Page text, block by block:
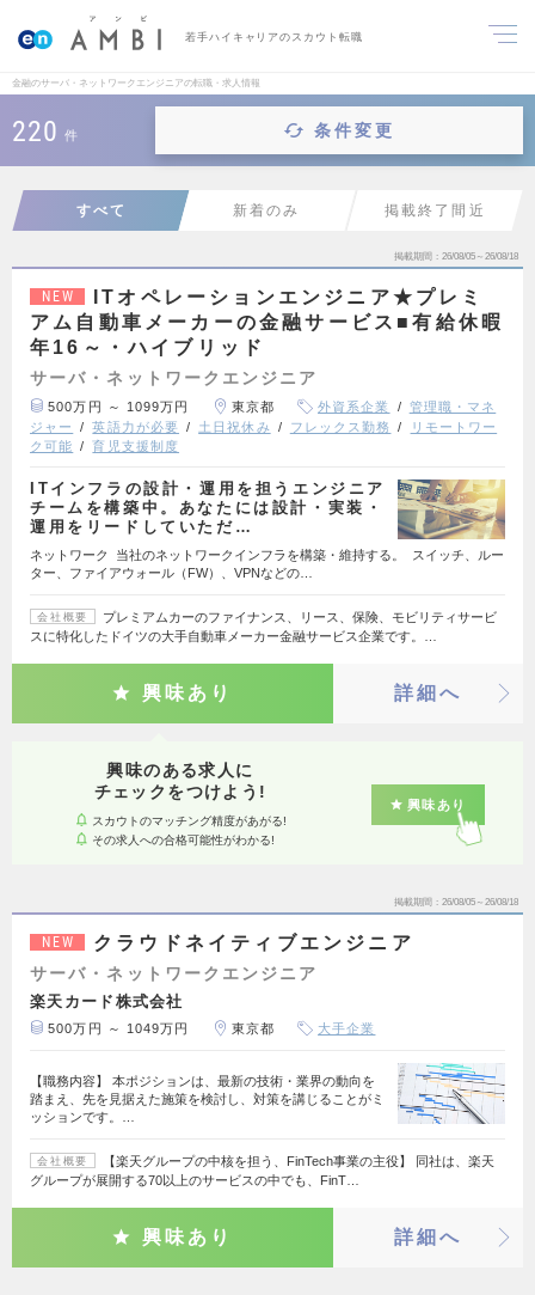
若手ハイキャリアのスカウト転職
金融のサーバ・ネットワークエンジニアの転職・求人情報
220 件 条件変更
すべて 新着のみ 掲載終了間近
掲載期間 26/08/05～26/08/18
NEW
ITオペレーションエンジニア★プレミ
アム自動車メーカーの金融サービス■有給休暇
年16～・ハイブリッド
サーバ・ネットワークエンジニア
500万円 ～ 1099万円 東京都 外資系企業
管理職・マネ
ジャー
英語力が必要 土日祝休み フレックス勤務
リモートワー
ク可能
育児支援制度
ITインフラの設計・運用を担うエンジニア
チームを構築中。あなたには設計・実装・
運用をリードしていただ…
ネットワーク 当社のネットワークインフラを構築・維持する。 スイッチ、ルー
ター、ファイアウォール（FW）、VPNなどの…
会社概要
プレミアムカーのファイナンス、リース、保険、モビリティサービ
スに特化したドイツの大手自動車メーカー金融サービス企業です。…
興味あり 詳細へ
興味のある求人に
チェックをつけよう!
スカウトのマッチング精度があがる!
その求人への合格可能性がわかる!
興味あり
掲載期間 26/08/05～26/08/18
NEW クラウドネイティブエンジニア
サーバ・ネットワークエンジニア
楽天カード株式会社
500万円 ～ 1049万円 東京都 大手企業
【職務内容】 本ポジションは、最新の技術・業界の動向を
踏まえ、先を見据えた施策を検討し、対策を講じることがミ
ッションです。…
会社概要
【楽天グループの中核を担う、FinTech事業の主役】 同社は、楽天
グループが展開する70以上のサービスの中でも、FinT…
興味あり 詳細へ